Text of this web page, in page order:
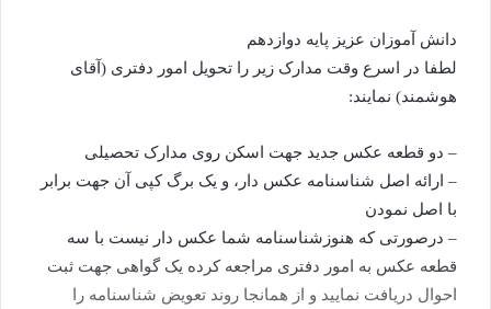
دانش آموزان عزیز پایه دوازدهم
لطفا در اسرع وقت مدارک زیر را تحویل امور دفتری (آقای
هوشمند) نمایند:
– دو قطعه عکس جدید جهت اسکن روی مدارک تحصیلی
– ارائه اصل شناسنامه عکس دار، و یک برگ کپی آن جهت برابر
با اصل نمودن
– درصورتی که هنوزشناسنامه شما عکس دار نیست با سه
قطعه عکس به امور دفتری مراجعه کرده یک گواهی جهت ثبت
احوال دریافت نمایید و از همانجا روند تعویض شناسنامه را